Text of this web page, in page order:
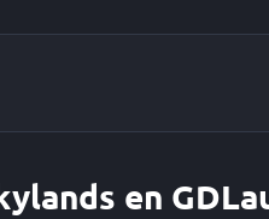
en